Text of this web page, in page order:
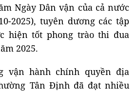
Ngày Dân vận của cả nước
2025), tuyên dương các tập
hiện tốt phong trào thi đua
2025.
vận hành chính quyền địa
Tân Định đã đạt nhiều